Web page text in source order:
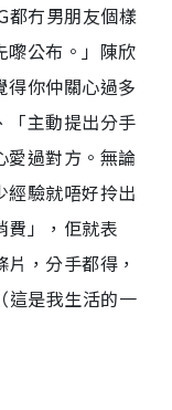
都冇男朋友個樣
嚟公布。」陳欣
得你仲關心過多
「主動提出分手
愛過對方。無論
經驗就唔好拎出
費」，佢就表
，分手都得，
是我生活的一